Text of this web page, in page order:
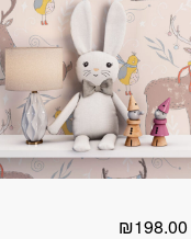
₪198.00